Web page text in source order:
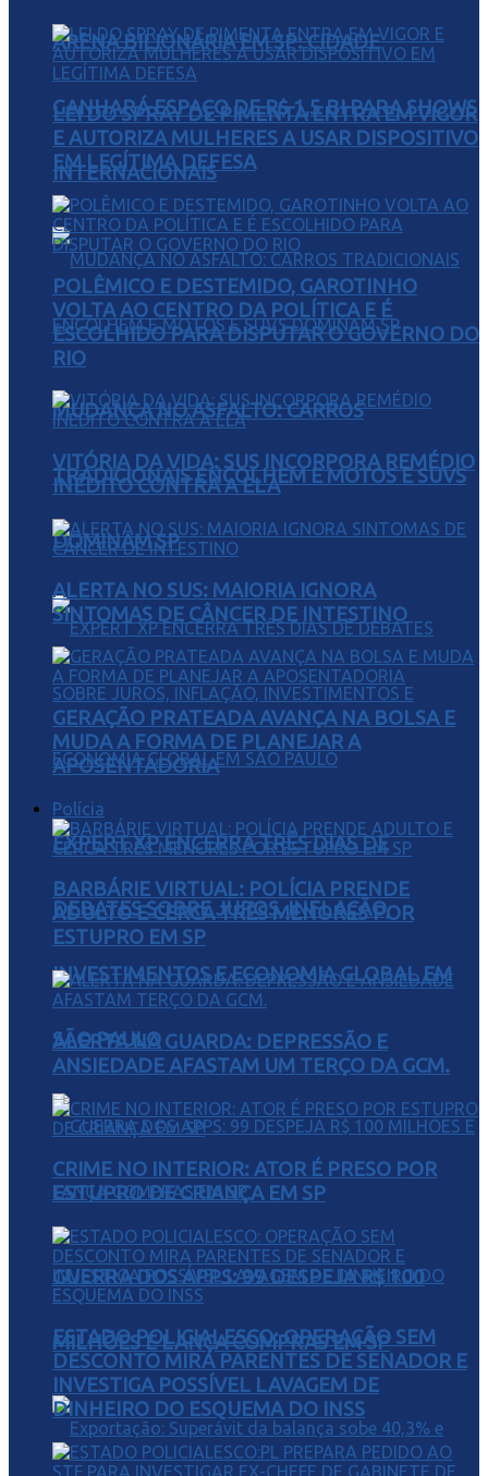
ARENA BILIONÁRIA EM SP: CIDADE
GANHARÁ ESPAÇO DE R$ 1,5 BI PARA SHOWS
INTERNACIONAIS
MUDANÇA NO ASFALTO: CARROS
TRADICIONAIS ENCOLHEM E MOTOS E SUVS
DOMINAM SP
EXPERT XP ENCERRA TRÊS DIAS DE
DEBATES SOBRE JUROS, INFLAÇÃO,
INVESTIMENTOS E ECONOMIA GLOBAL EM
SÃO PAULO
GUERRA DOS APPS: 99 DESPEJA R$ 100
MILHÕES E LANÇA COMPRAS EM SP
LEI DO SPRAY DE PIMENTA ENTRA EM VIGOR
E AUTORIZA MULHERES A USAR DISPOSITIVO
EM LEGÍTIMA DEFESA
POLÊMICO E DESTEMIDO, GAROTINHO
VOLTA AO CENTRO DA POLÍTICA E É
ESCOLHIDO PARA DISPUTAR O GOVERNO DO
RIO
VITÓRIA DA VIDA: SUS INCORPORA REMÉDIO
INÉDITO CONTRA A ELA
ALERTA NO SUS: MAIORIA IGNORA
SINTOMAS DE CÂNCER DE INTESTINO
GERAÇÃO PRATEADA AVANÇA NA BOLSA E
MUDA A FORMA DE PLANEJAR A
APOSENTADORIA
Polícia
BARBÁRIE VIRTUAL: POLÍCIA PRENDE
ADULTO E CERCA TRÊS MENORES POR
ESTUPRO EM SP
ALERTA NA GUARDA: DEPRESSÃO E
ANSIEDADE AFASTAM UM TERÇO DA GCM.
CRIME NO INTERIOR: ATOR É PRESO POR
ESTUPRO DE CRIANÇA EM SP
ESTADO POLICIALESCO: OPERAÇÃO SEM
DESCONTO MIRA PARENTES DE SENADOR E
INVESTIGA POSSÍVEL LAVAGEM DE
DINHEIRO DO ESQUEMA DO INSS